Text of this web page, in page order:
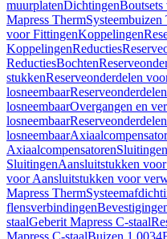
muurplatenDichtingen
Mapress ThermSysteembuizen
voor FittingenKoppelingen
KoppelingenReducties
ReductiesBochten
stukkenReserveonderdelen
losneembaar
losneembaarOvergangen en
losneembaar
losneembaar
AxiaalcompensatorenSluitingen
SluitingenAansluitstukken
voor Aansluitstukken voor
Mapress Therm
flensverbindingen
staalGeberit Mapress C-staal
Mapress C-staalBuizen 1.0034